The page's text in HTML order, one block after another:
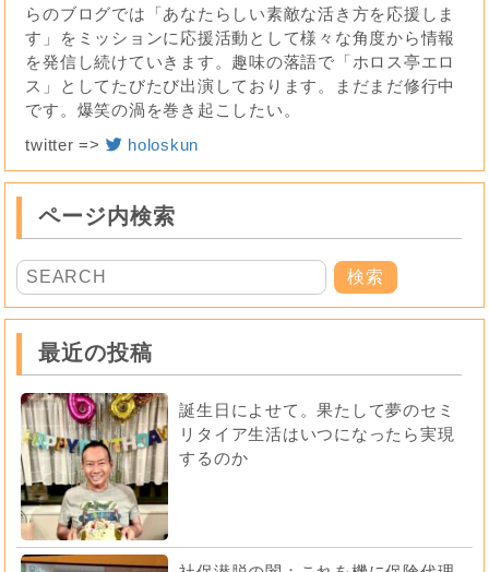
らのブログでは「あなたらしい素敵な活き方を応援しま
す」をミッションに応援活動として様々な角度から情報
を発信し続けていきます。趣味の落語で「ホロス亭エロ
ス」としてたびたび出演しております。まだまだ修行中
です。爆笑の渦を巻き起こしたい。
twitter =>
holoskun
ページ内検索
最近の投稿
誕生日によせて。果たして夢のセミ
リタイア生活はいつになったら実現
するのか